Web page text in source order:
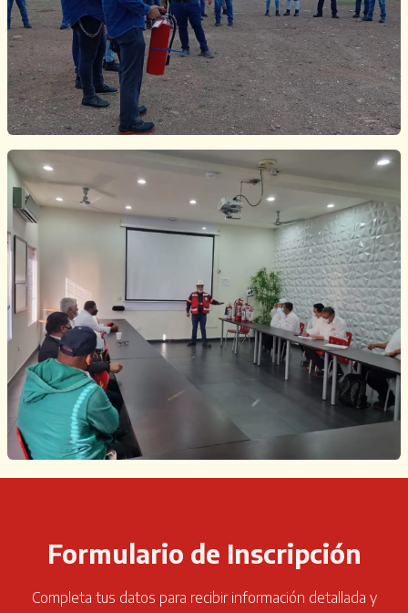
Formulario de Inscripción
Completa tus datos para recibir información detallada y